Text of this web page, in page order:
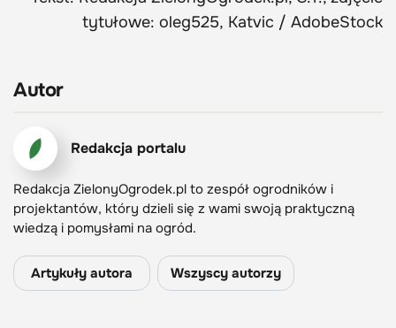
tytułowe: oleg525, Katvic / AdobeStock
Autor
Redakcja portalu
Redakcja ZielonyOgrodek.pl to zespół ogrodników i
projektantów, który dzieli się z wami swoją praktyczną
wiedzą i pomysłami na ogród.
Artykuły autora Wszyscy autorzy